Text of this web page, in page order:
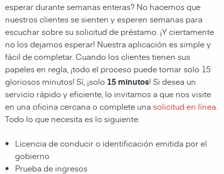
esperar durante semanas enteras? No hacemos que
nuestros clientes se sienten y esperen semanas para
escuchar sobre su solicitud de préstamo. ¡Y ciertamente
no los dejamos esperar! Nuestra aplicación es simple y
fácil de completar. Cuando los clientes tienen sus
papeles en regla, ¡todo el proceso puede tomar solo 15
gloriosos minutos! Sí, ¡solo 15 minutos! Si desea un
servicio rápido y eficiente, lo invitamos a que nos visite
en una oficina cercana o complete una solicitud en línea
Todo lo que necesita es lo siguiente:
Licencia de conducir o identificación emitida por el
gobierno
Prueba de ingresos